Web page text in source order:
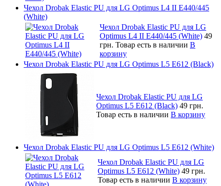
Чехол Drobak Elastic PU для LG Optimus L4 II E440/445
(White)
Чехол Drobak Elastic PU для LG
Optimus L4 II E440/445 (White) 49
грн. Товар есть в наличии В
корзину
Чехол Drobak Elastic PU для LG Optimus L5 E612 (Black)
Чехол Drobak Elastic PU для LG
Optimus L5 E612 (Black) 49 грн.
Товар есть в наличии В корзину
Чехол Drobak Elastic PU для LG Optimus L5 E612 (White)
Чехол Drobak Elastic PU для LG
Optimus L5 E612 (White) 49 грн.
Товар есть в наличии В корзину